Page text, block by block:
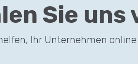
Sie
Ihr Unternehmen